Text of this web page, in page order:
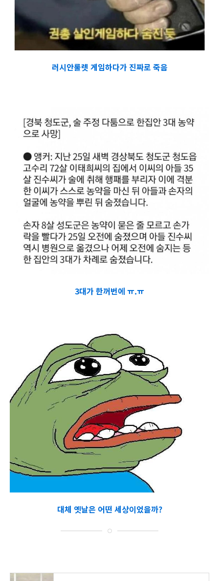
러시안룰렛 게임하다가 진짜로 죽음
3대가 한꺼번에 ㅠ.ㅠ
대체 옛날은 어떤 세상이었을까?